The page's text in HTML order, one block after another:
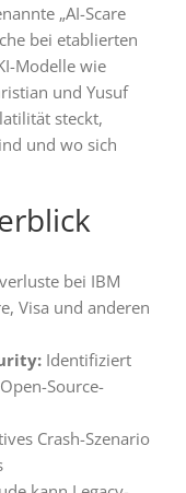
„AI-Scare
bei etablierten
Modelle wie
und Yusuf
steckt,
und wo sich
bei IBM
Visa und anderen
Identifiziert
Source-
Crash-Szenario